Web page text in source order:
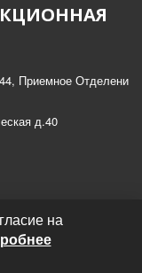
, Приемное Отделени
д.40
больница"
на